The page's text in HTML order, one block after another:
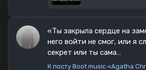
«Ты закрыла сердце на
него войти не смог, или я
секрет или ты сама…
К посту Boot music «Agatha